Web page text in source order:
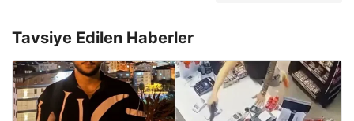
Tavsiye Edilen Haberler